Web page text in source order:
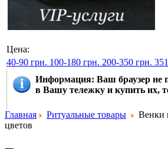
Цена:
40-90 грн. 100-180 грн. 200-350 грн.
Информация: Ваш браузер не
в Вашу тележку и купить их,
Главная Ритуальные товары
Венки
цветов